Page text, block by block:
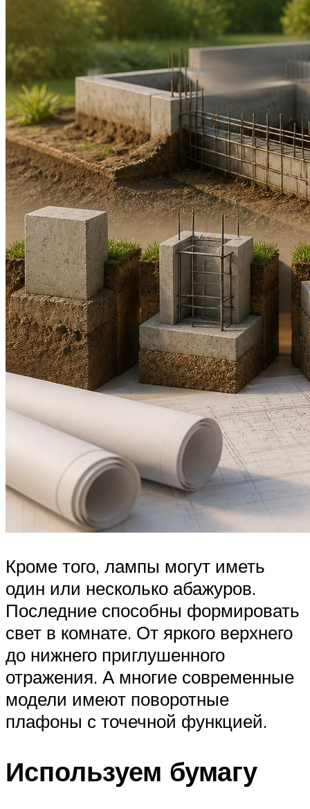
Кроме того, лампы могут иметь
один или несколько абажуров.
Последние способны формировать
свет в комнате. От яркого верхнего
до нижнего приглушенного
отражения. А многие современные
модели имеют поворотные
плафоны с точечной функцией.
Используем бумагу